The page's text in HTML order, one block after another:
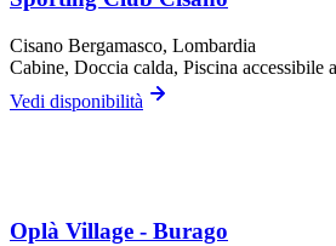
Cisano Bergamasco, Lombardia
Cabine, Doccia calda, Piscina accessibile
Vedi disponibilità
Oplà Village - Burago